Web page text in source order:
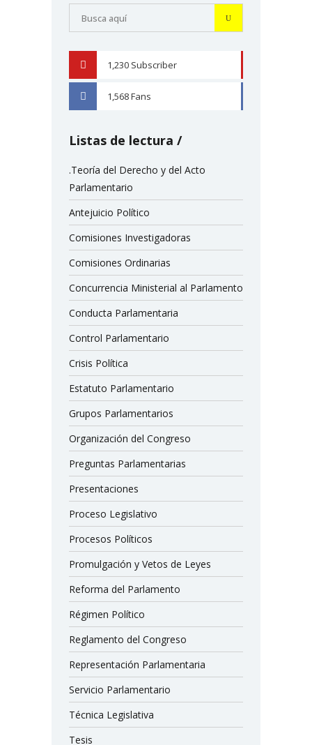
1,230 Subscriber
1,568Fans
Listas de lectura
.Teoría del Derecho y del Acto
Parlamentario
Antejuicio Político
Comisiones Investigadoras
Comisiones Ordinarias
Concurrencia Ministerial al Parlamento
Conducta Parlamentaria
Control Parlamentario
Crisis Política
Estatuto Parlamentario
Grupos Parlamentarios
Organización del Congreso
Preguntas Parlamentarias
Presentaciones
Proceso Legislativo
Procesos Políticos
Promulgación y Vetos de Leyes
Reforma del Parlamento
Régimen Político
Reglamento del Congreso
Representación Parlamentaria
Servicio Parlamentario
Técnica Legislativa
Tesis